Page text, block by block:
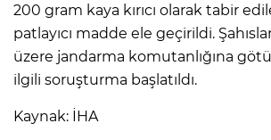
200 gram kaya kırıcı olarak tabir
patlayıcı madde ele geçirildi.
üzere jandarma komutanlığına
ilgili soruşturma başlatıldı.
Kaynak: İHA